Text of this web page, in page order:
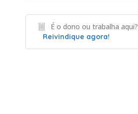
É o dono ou trabalha aqui?
Reivindique agora!